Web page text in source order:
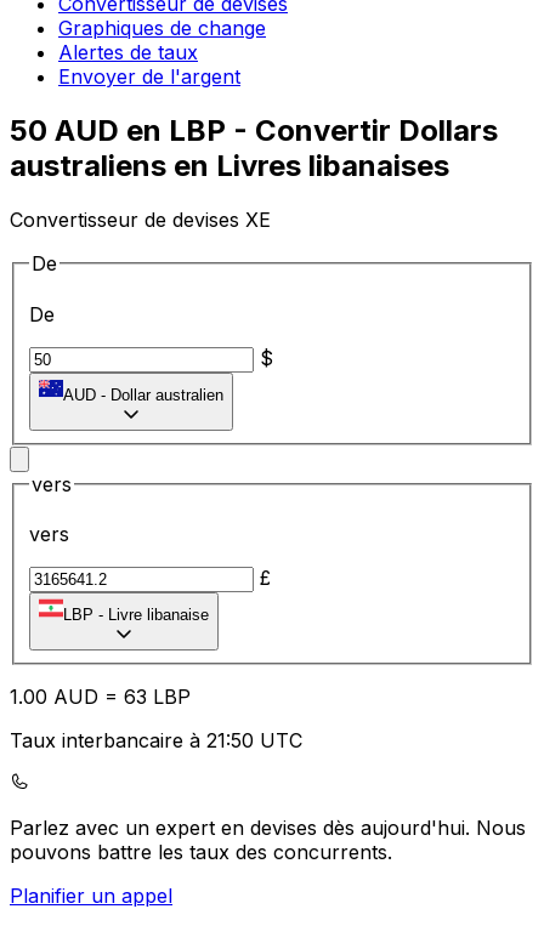
Graphiques de change
Alertes de taux
Envoyer de l'argent
50 AUD en LBP - Convertir Dollars
australiens en Livres libanaises
Convertisseur de devises XE
De
De
$
AUD - Dollar australien
vers
vers
£
LBP - Livre libanaise
1.00 AUD = 63 LBP
Taux interbancaire à 21:50 UTC
Parlez avec un expert en devises dès aujourd'hui. Nous
pouvons battre les taux des concurrents.
Planifier un appel